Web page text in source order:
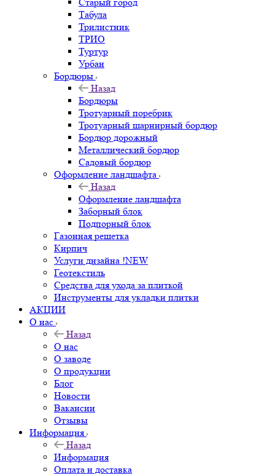
Табула
Трилистник
ТРИО
Туртур
Урбан
Бордюры
Назад
Бордюры
Тротуарный поребрик
Тротуарный шарнирный бордюр
Бордюр дорожный
Металлический бордюр
Садовый бордюр
Оформление ландшафта
Назад
Оформление ландшафта
Заборный блок
Подпорный блок
Газонная решетка
Кирпич
Услуги дизайна !NEW
Геотекстиль
Средства для ухода за плиткой
Инструменты для укладки плитки
АКЦИИ
О нас
Назад
О нас
О заводе
О продукции
Блог
Новости
Вакансии
Отзывы
Информация
Назад
Информация
Оплата и доставка